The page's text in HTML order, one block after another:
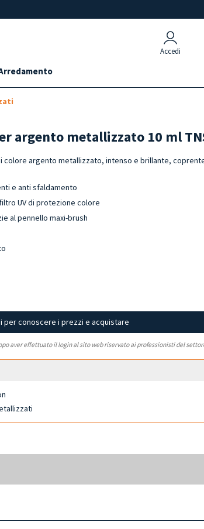
Accedi
argento metallizzato 10 ml
colore argento metallizzato, intenso e brillante,
e anti sfaldamento
UV di protezione colore
al pennello maxi-brush
per conoscere i prezzi e acquistare
aver effettuato il login al sito web riservato ai professionisti del